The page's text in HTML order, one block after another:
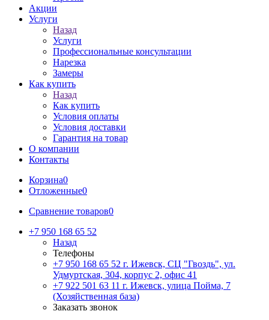
Акции
Услуги
Назад
Услуги
Профессиональные консультации
Нарезка
Замеры
Как купить
Назад
Как купить
Условия оплаты
Условия доставки
Гарантия на товар
О компании
Контакты
Корзина0
Отложенные0
Сравнение товаров0
+7 950 168 65 52
Назад
Телефоны
+7 950 168 65 52 г. Ижевск, СЦ "Гвоздь", ул.
Удмуртская, 304, корпус 2, офис 41
+7 922 501 63 11 г. Ижевск, улица Пойма, 7
(Хозяйственная база)
Заказать звонок